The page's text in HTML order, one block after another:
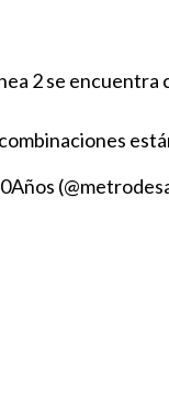
2 se